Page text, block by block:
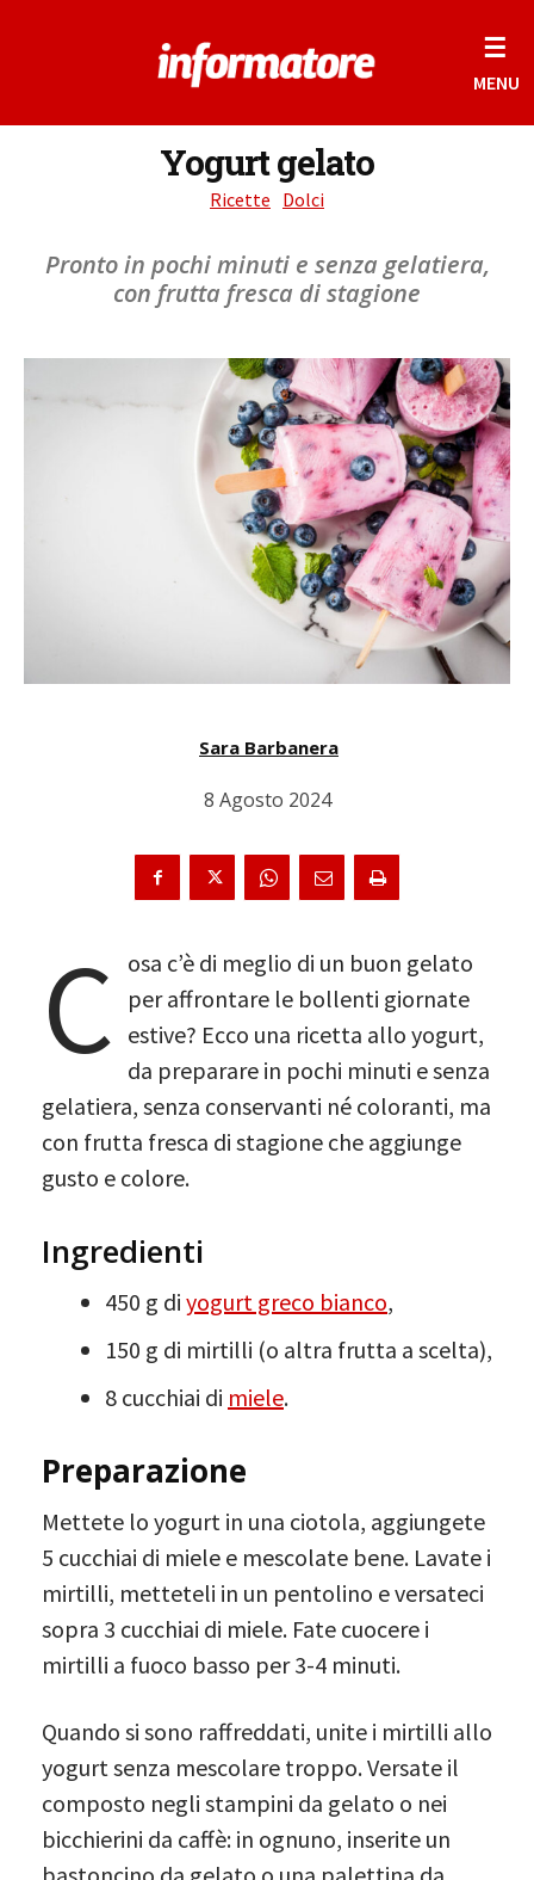
☰
MENU
Yogurt gelato
Ricette Dolci
Pronto in pochi minuti e senza gelatiera,
con frutta fresca di stagione
Sara Barbanera
8 Agosto 2024
C osa c’è di meglio di un buon gelato
per affrontare le bollenti giornate
estive? Ecco una ricetta allo yogurt,
da preparare in pochi minuti e senza
gelatiera, senza conservanti né coloranti, ma
con frutta fresca di stagione che aggiunge
gusto e colore.
Ingredienti
450 g di yogurt greco bianco,
150 g di mirtilli (o altra frutta a scelta),
8 cucchiai di miele.
Preparazione
Mettete lo yogurt in una ciotola, aggiungete
5 cucchiai di miele e mescolate bene. Lavate i
mirtilli, metteteli in un pentolino e versateci
sopra 3 cucchiai di miele. Fate cuocere i
mirtilli a fuoco basso per 3-4 minuti.
Quando si sono raffreddati, unite i mirtilli allo
yogurt senza mescolare troppo. Versate il
composto negli stampini da gelato o nei
bicchierini da caffè: in ognuno, inserite un